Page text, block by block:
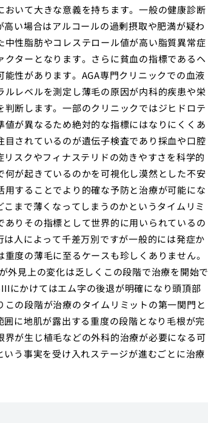
いて大きな意義を持ちます。一般の健康診断
い場合はアルコールの過剰摂取や肥満が疑わ
性脂肪やコレステロール値が高い脂質異常症
ターとなります。さらに貧血の指標であるヘ
性があります。AGA専門クリニックでの血液
レベルを測定し薄毛の原因が内科的疾患や栄
断します。一部のクリニックではジヒドロテ
が異なるため絶対的な指標にはなりにくくあ
されているのが遺伝子検査であり採血や口腔
スクやフィナステリドの効きやすさを科学的
が起きているのかを可視化し漠然とした不安
することでより的確な予防と治療が可能にな
まで薄くなってしまうのかというタイムリミ
りその指標として世界的に用いられているの
人によって千差万別ですが一般的には発症か
度の薄毛に至るケースも珍しくありません。
外見上の変化は乏しくこの段階で治療を開始で
にかけてはエム字の後退が明確になり頭頂部
の段階が治療のタイムリミットの第一関門と
に地肌が露出する重度の段階となり毛根が完
が生じ植毛などの外科的治療が必要になる可
う事実を受け入れステージが進むごとに治療